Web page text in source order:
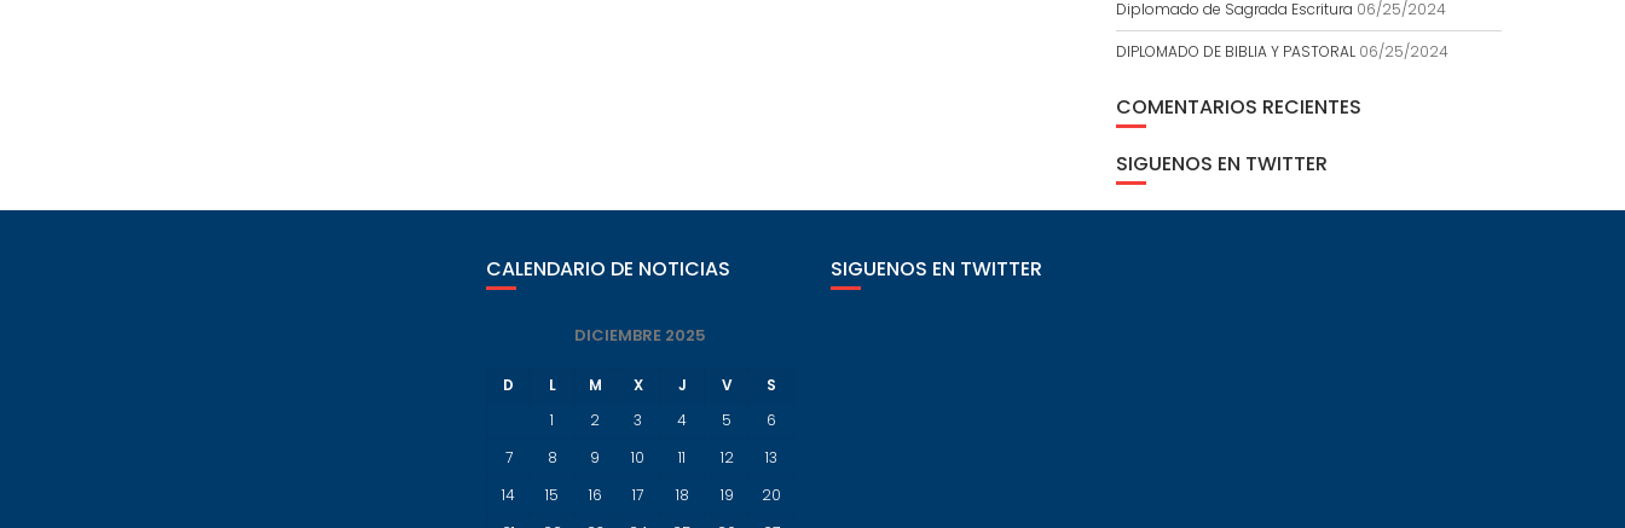
Diplomado de Sagrada Escritura 06/25/2024
DIPLOMADO DE BIBLIA Y PASTORAL 06/25/2024
COMENTARIOS RECIENTES
SIGUENOS EN TWITTER
CALENDARIO DE NOTICIAS
DICIEMBRE 2025
D L M X J V
S
1
2 3 4 5
6
7
8 9 10 11 12
13
14
15 16 17 18 19
20
SIGUENOS EN TWITTER